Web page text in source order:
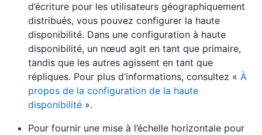
d’écriture pour les utilisateurs géographiquement
distribués, vous pouvez configurer la haute
disponibilité. Dans une configuration à haute
disponibilité, un nœud agit en tant que primaire,
tandis que les autres agissent en tant que
répliques. Pour plus d’informations, consultez « À
propos de la configuration de la haute
disponibilité ».
Pour fournir une mise à l’échelle horizontale pour